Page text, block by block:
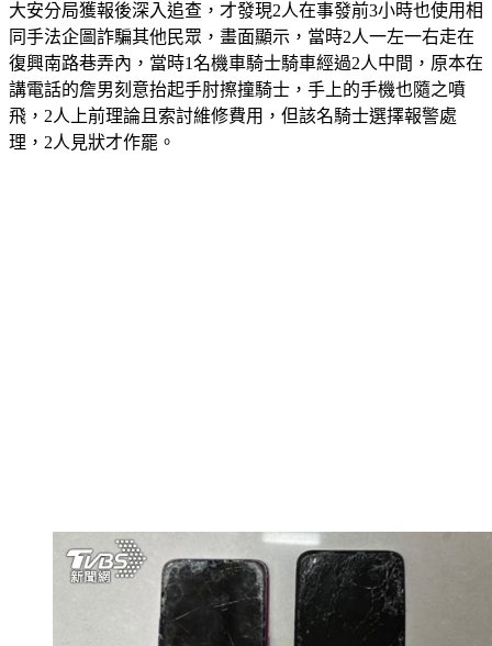
大安分局獲報後深入追查，才發現2人在事發前3小時也使用相
同手法企圖詐騙其他民眾，畫面顯示，當時2人一左一右走在
復興南路巷弄內，當時1名機車騎士騎車經過2人中間，原本在
講電話的詹男刻意抬起手肘擦撞騎士，手上的手機也隨之噴
飛，2人上前理論且索討維修費用，但該名騎士選擇報警處
理，2人見狀才作罷。